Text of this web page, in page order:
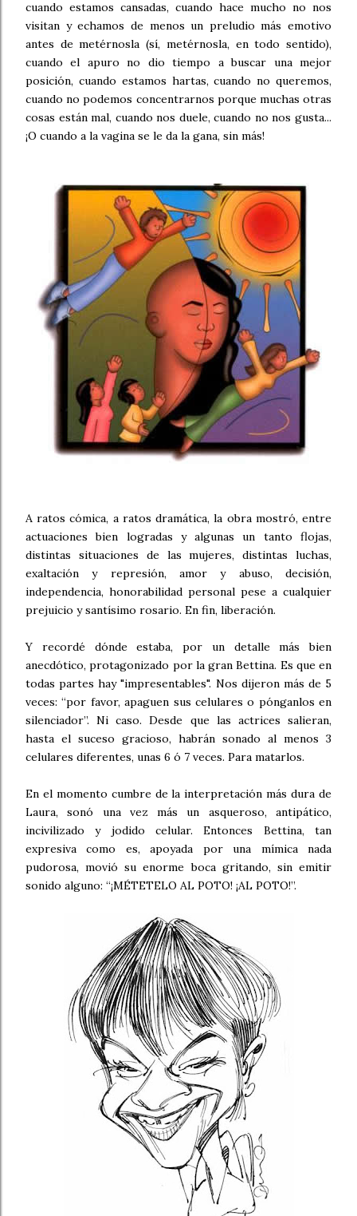
cuando estamos cansadas, cuando hace mucho no nos
visitan y echamos de menos un preludio más emotivo
antes de metérnosla (sí, metérnosla, en todo sentido),
cuando el apuro no dio tiempo a buscar una mejor
posición, cuando estamos hartas, cuando no queremos,
cuando no podemos concentrarnos porque muchas otras
cosas están mal, cuando nos duele, cuando no nos gusta...
¡O cuando a la vagina se le da la gana, sin más!
A ratos cómica, a ratos dramática, la obra mostró, entre
actuaciones bien logradas y algunas un tanto flojas,
distintas situaciones de las mujeres, distintas luchas,
exaltación y represión, amor y abuso, decisión,
independencia, honorabilidad personal pese a cualquier
prejuicio y santísimo rosario. En fin, liberación.
Y recordé dónde estaba, por un detalle más bien
anecdótico, protagonizado por la gran Bettina. Es que en
todas partes hay "impresentables". Nos dijeron más de 5
veces: “por favor, apaguen sus celulares o pónganlos en
silenciador”. Ni caso. Desde que las actrices salieran,
hasta el suceso gracioso, habrán sonado al menos 3
celulares diferentes, unas 6 ó 7 veces. Para matarlos.
En el momento cumbre de la interpretación más dura de
Laura, sonó una vez más un asqueroso, antipático,
incivilizado y jodido celular. Entonces Bettina, tan
expresiva como es, apoyada por una mímica nada
pudorosa, movió su enorme boca gritando, sin emitir
sonido alguno: “¡MÉTETELO AL POTO! ¡AL POTO!”.